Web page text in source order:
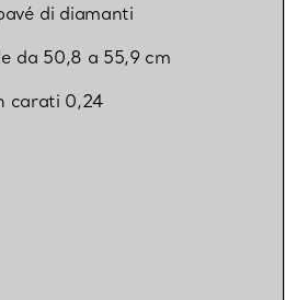
di diamanti
da 50,8 a 55,9 cm
carati 0,24